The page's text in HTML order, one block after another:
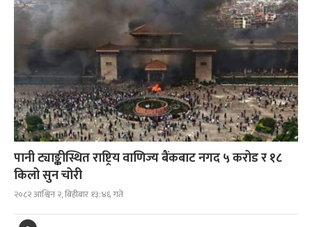
पानी ट्याङ्कीस्थित राष्ट्रिय वाणिज्य बैंकबाट नगद ५ करोड र १८
किलो सुन चोरी
२०८२ आश्विन २, बिहीबार १३:४६ गते